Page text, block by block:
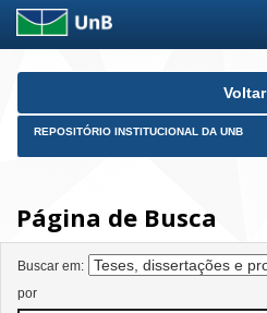
Skip
Voltar
REPOSITÓRIO INSTITUCIONAL DA UNB
Página de Busca
Buscar em:
por